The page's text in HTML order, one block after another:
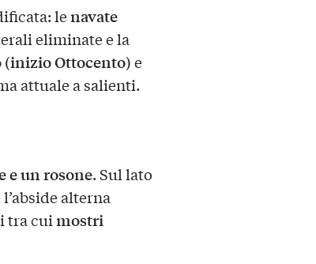
lenavate
eliminate e la
(inizio Ottocento)e
attuale a salienti.
e un rosone. Sul lato
alterna
tra cuimostri